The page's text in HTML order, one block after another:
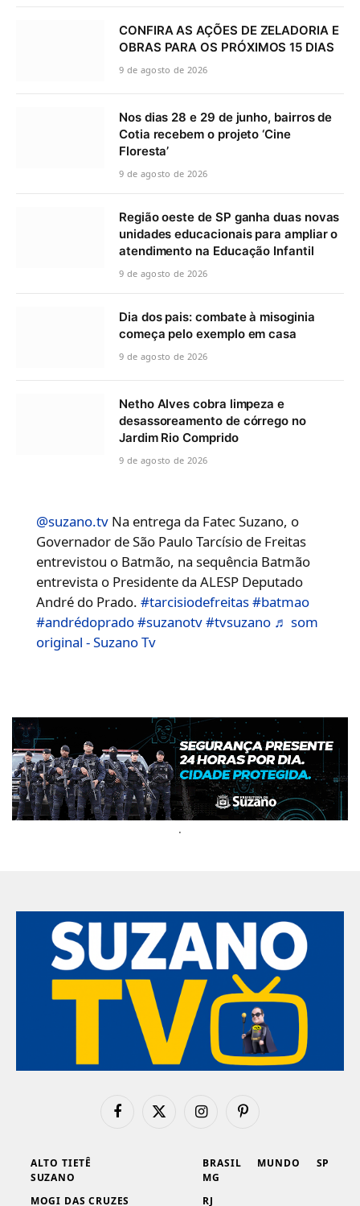
CONFIRA AS AÇÕES DE ZELADORIA E
OBRAS PARA OS PRÓXIMOS 15 DIAS
9 de agosto de 2026
Nos dias 28 e 29 de junho, bairros de
Cotia recebem o projeto ‘Cine
Floresta’
9 de agosto de 2026
Região oeste de SP ganha duas novas
unidades educacionais para ampliar o
atendimento na Educação Infantil
9 de agosto de 2026
Dia dos pais: combate à misoginia
começa pelo exemplo em casa
9 de agosto de 2026
Netho Alves cobra limpeza e
desassoreamento de córrego no
Jardim Rio Comprido
9 de agosto de 2026
@suzano.tv Na entrega da Fatec Suzano, o
Governador de São Paulo Tarcísio de Freitas
entrevistou o Batmão, na sequência Batmão
entrevista o Presidente da ALESP Deputado
André do Prado.#tarcisiodefreitas#batmao
#andrédoprado#suzanotv#tvsuzano ♬ som
original - Suzano Tv
.
FacebookX
InstagramPinterest
ALTO TIETÊ
SUZANO
MOGI DAS CRUZES
BRASIL
MG
RJ
MUNDO SP